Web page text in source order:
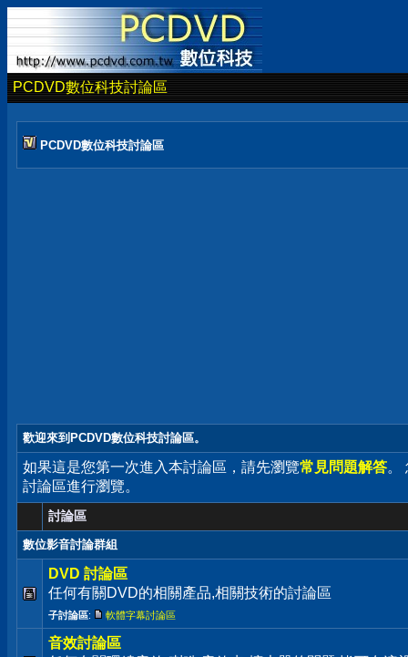
PCDVD數位科技討論區
PCDVD數位科技討論區
歡迎來到PCDVD數位科技討論區。
如果這是您第一次進入本討論區，請先瀏覽常見問題解答。
討論區進行瀏覽。
討論區
數位影音討論群組
DVD 討論區
任何有關DVD的相關產品,相關技術的討論區
子討論區: 軟體字幕討論區
音效討論區